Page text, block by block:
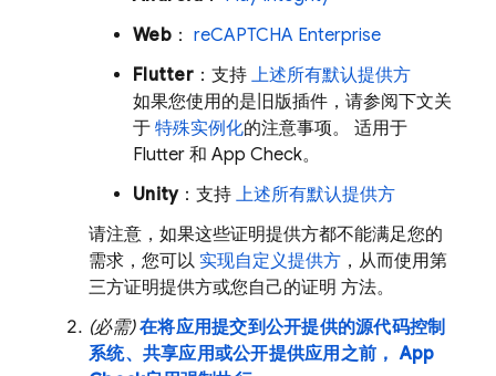
Web： reCAPTCHA Enterprise
Flutter：支持 上述所有默认提供方
如果您使用的是旧版插件，请参阅下文关
于 特殊实例化的注意事项。 适用于
Flutter 和 App Check。
Unity：支持上述所有默认提供方
请注意，如果这些证明提供方都不能满足您的
需求，您可以 实现自定义提供方 ，从而使用第
三方证明提供方或您自己的证明 方法。
(必需) 在将应用提交到公开提供的源代码控制
系统、共享应用或公开提供应用之前，App